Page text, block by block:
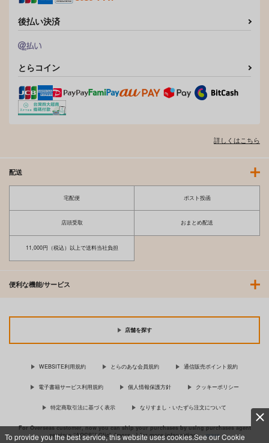
To provide you the best service, this website uses cookies.See our Cookie
後払い決済
とらコイン
詳しくはこちら
配送
宅配便 ポスト投函
店頭受取 おまとめ配送
11,000円（税込）以上で送料当社負担
便利な機能/サービス
店舗を探す
WEBSITE利用規約 とらのあな会員規約 通信販売ポイント規約
電子書籍サービス利用規約 個人情報保護方針 クッキーポリシー
特定商取引法に基づく表示 なりすまし・いたずら注文について
For Overseas customer, now you can ship your purchases by using purchases agent
services “AOCS”! Click {more…} for more information …more